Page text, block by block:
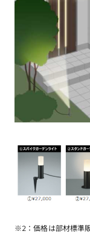
※2：価格は部材標準